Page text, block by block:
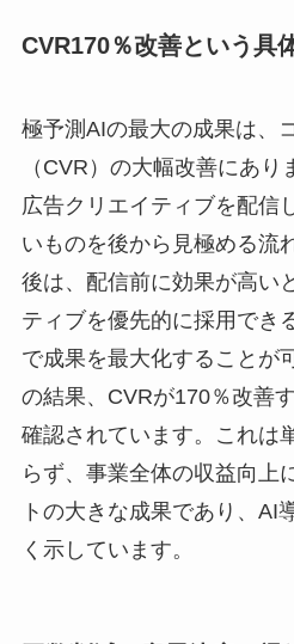
CVR170％改善という具
極予測AIの最大の成果は、
（CVR）の大幅改善にあ
広告クリエイティブを配信
いものを後から見極める流
後は、配信前に効果が高い
ティブを優先的に採用でき
で成果を最大化することが
の結果、CVRが170％改善
確認されています。これは
らず、事業全体の収益向上
トの大きな成果であり、AI
く示しています。